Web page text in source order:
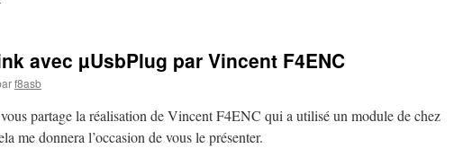
avec µUsbPlug par Vincent F4ENC
f8asb
partage la réalisation de Vincent F4ENC qui a utilisé un module de chez
me donnera l’occasion de vous le présenter.